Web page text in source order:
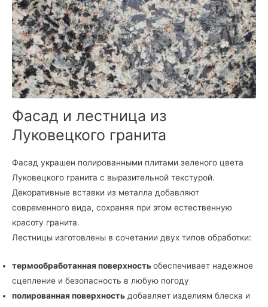
Фасад и лестница из
Луковецкого гранита
Фасад украшен полированными плитами зеленого цвета
Луковецкого гранита с выразительной текстурой.
Декоративные вставки из металла добавляют
современного вида, сохраняя при этом естественную
красоту гранита.
Лестницы изготовлены в сочетании двух типов обработки:
термообработанная поверхностьобеспечивает надежное
сцепление и безопасность в любую погоду
полированная поверхность добавляет изделиям блеска и